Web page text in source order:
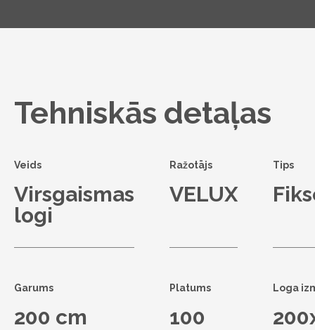
Tehniskās detaļas
Veids
Virsgaismas
logi
Ražotājs
VELUX
Tips
Garums
200 cm
Platums
100
Loga